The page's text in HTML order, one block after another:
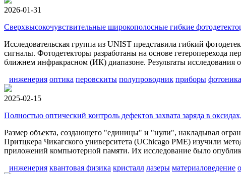
2026-01-31
Сверхвысокочувствительные широкополосные гибкие
Исследовательская группа из UNIST представила гибкий
сигналы. Фотодетекторы разработаны на основе гетероперехода
ближнем инфракрасном (ИК) диапазоне. Результаты исследования
инженерия оптика перовскиты полупроводник приборы фотоника
2025-02-15
Полностью оптический контроль дефектов захвата заряда в
Размер объекта, создающего "единицы" и "нули", накладывал
Притцкера Чикагского университета (UChicago PME) изучили
приложений компьютерной памяти. Их исследование было
инженерия квантовая физика кристалл лазеры материаловедение